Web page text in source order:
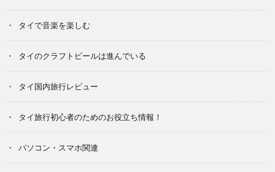
タイで音楽を楽しむ
タイのクラフトビールは進んでいる
タイ国内旅行レビュー
タイ旅行初心者のためのお役立ち情報！
パソコン・スマホ関連